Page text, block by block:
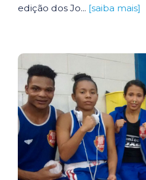
edição dos Jo... [saiba mais]